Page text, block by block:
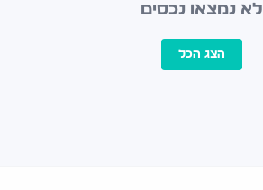
לא נמצאו נכסים
הצג הכל